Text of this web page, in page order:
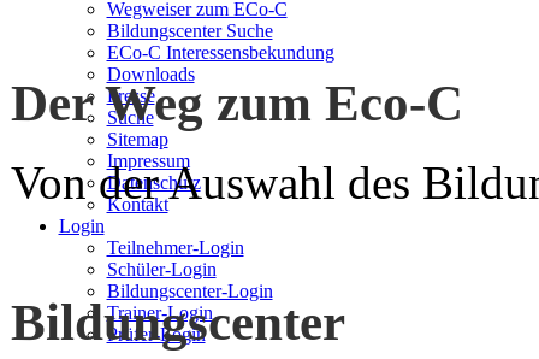
Wegweiser zum ECo-C
Bildungscenter Suche
ECo-C Interessensbekundung
Downloads
Presse
Suche
Sitemap
Impressum
Datenschutz
Kontakt
Login
Teilnehmer-Login
Schüler-Login
Bildungscenter-Login
Trainer-Login
Prüfer-Login
Der Weg zum Eco-C
Von der Auswahl des
Bildungscenter